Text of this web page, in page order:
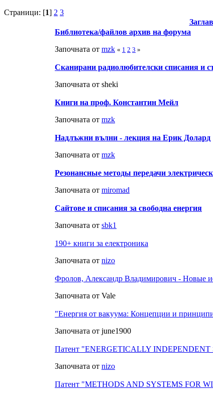
Страници: [1] 2 3
Библиотека/файлов архив на форума
Започната от mzk « 1 2 3 »
Сканирани радиолюбителски списания и
Започната от sheki
Книги на проф. Константин Мейл
Започната от mzk
Надлъжни вълни - лекция на Ерик Долард
Започната от mzk
Резонансные методы передачи
Започната от miromad
Сайтове и списания за свободна енергия
Започната от sbk1
190+ книги за електроника
Започната от nizo
Фролов, Александр Владимирович - Новые
Започната от Vale
"Енергия от вакуума: Концепции и
Започната от june1900
Патент "ENERGETICALLY
Започната от nizo
Патент "METHODS AND SYSTEMS FOR